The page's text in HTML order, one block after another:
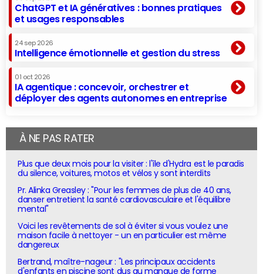
ChatGPT et IA génératives : bonnes pratiques
et usages responsables
24 sep 2026
Intelligence émotionnelle et gestion du stress
01 oct 2026
IA agentique : concevoir, orchestrer et
déployer des agents autonomes en entreprise
À NE PAS RATER
Plus que deux mois pour la visiter : l'île d'Hydra est le paradis
du silence, voitures, motos et vélos y sont interdits
Pr. Alinka Greasley : "Pour les femmes de plus de 40 ans,
danser entretient la santé cardiovasculaire et l'équilibre
mental"
Voici les revêtements de sol à éviter si vous voulez une
maison facile à nettoyer - un en particulier est même
dangereux
Bertrand, maître-nageur : "Les principaux accidents
d'enfants en piscine sont dus au manque de forme